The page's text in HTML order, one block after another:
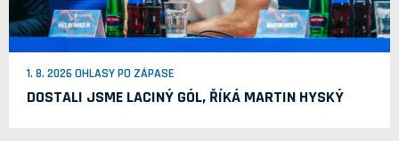
1. 8. 2026 OHLASY PO ZÁPASE
DOSTALI JSME LACINÝ GÓL, ŘÍKÁ MARTIN HYSKÝ